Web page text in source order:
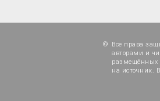
Все права
авторами и
размещённых
на источник.